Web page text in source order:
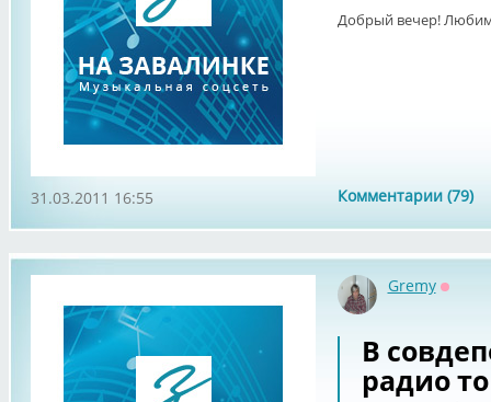
Добрый вечер!
Комментарии (79)
31.03.2011 16:55
Gremy
В
радио